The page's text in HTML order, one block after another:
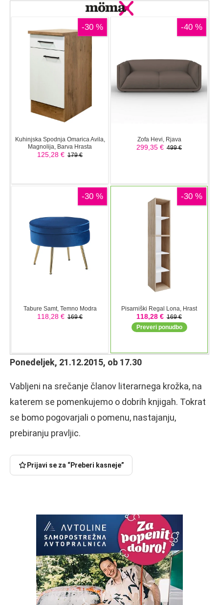
Ponedeljek, 21.12.2015, ob 17.30
Vabljeni na srečanje članov literarnega krožka, na
katerem se pomenkujemo o dobrih knjigah. Tokrat
se bomo pogovarjali o pomenu, nastajanju,
prebiranju pravljic.
Prijavi se za “Preberi kasneje”